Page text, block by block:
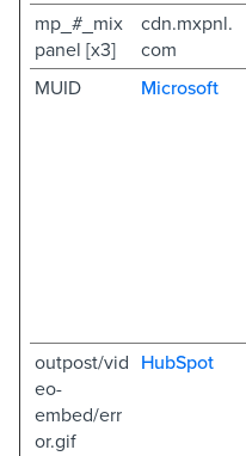
mp_#_mix
panel [x3]
cdn.mxpnl.
com
MUID
Microsoft
outpost/vid
eo-
embed/err
or.gif
HubSpot